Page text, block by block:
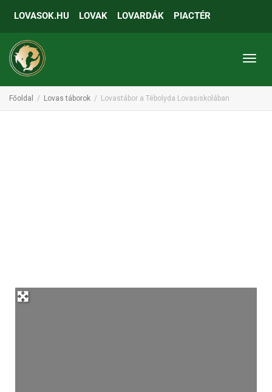
LOVASOK.HU LOVAK LOVARDÁK PIACTÉR
Főoldal Lovas táborok Lovastábor a Tébolyda Lovasiskolában